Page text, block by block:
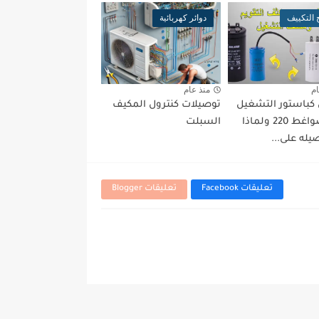
التشغيل
في الضواغط 220 ولماذا
على...
دوائر كهربائية
منذ عام
توصيلات كنترول المكيف
السبلت
تعليقات Facebook تعليقات Blogger